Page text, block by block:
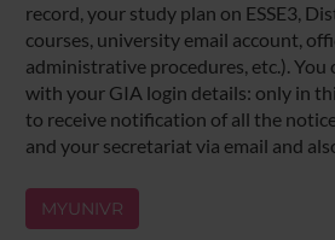
record, your study plan on ESSE3,
courses, university email account,
administrative procedures, etc.).
with your GIA login details: only in
to receive notification of all the
and your secretariat via email and
MYUNIVR